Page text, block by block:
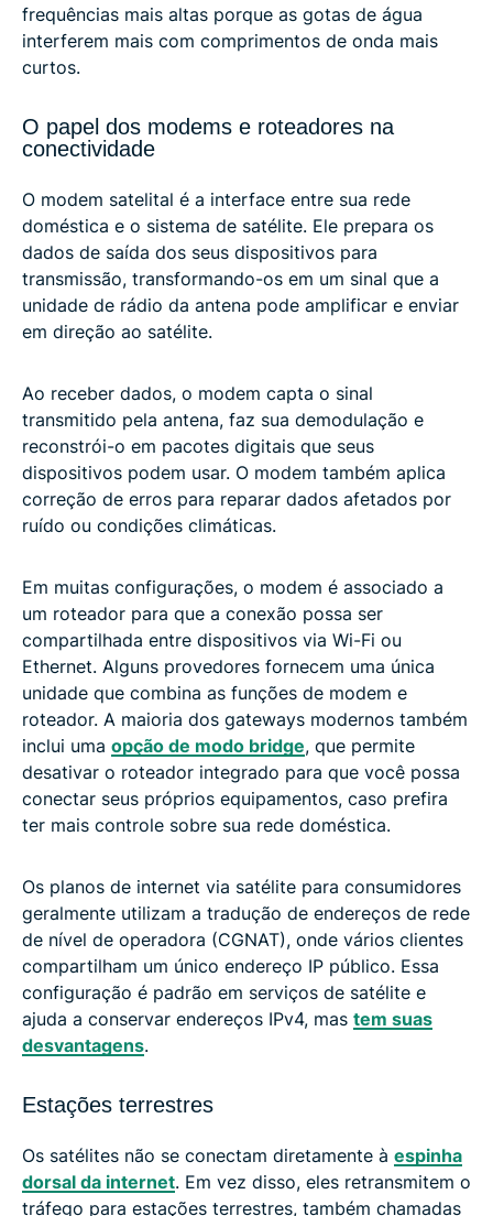
frequências mais altas porque as gotas de água
interferem mais com comprimentos de onda mais
curtos.
O papel dos modems e roteadores na
conectividade
O modem satelital é a interface entre sua rede
doméstica e o sistema de satélite. Ele prepara os
dados de saída dos seus dispositivos para
transmissão, transformando-os em um sinal que a
unidade de rádio da antena pode amplificar e enviar
em direção ao satélite.
Ao receber dados, o modem capta o sinal
transmitido pela antena, faz sua demodulação e
reconstrói-o em pacotes digitais que seus
dispositivos podem usar. O modem também aplica
correção de erros para reparar dados afetados por
ruído ou condições climáticas.
Em muitas configurações, o modem é associado a
um roteador para que a conexão possa ser
compartilhada entre dispositivos via Wi-Fi ou
Ethernet. Alguns provedores fornecem uma única
unidade que combina as funções de modem e
roteador. A maioria dos gateways modernos também
inclui uma opção de modo bridge, que permite
desativar o roteador integrado para que você possa
conectar seus próprios equipamentos, caso prefira
ter mais controle sobre sua rede doméstica.
Os planos de internet via satélite para consumidores
geralmente utilizam a tradução de endereços de rede
de nível de operadora (CGNAT), onde vários clientes
compartilham um único endereço IP público. Essa
configuração é padrão em serviços de satélite e
ajuda a conservar endereços IPv4, mas tem suas
desvantagens.
Estações terrestres
Os satélites não se conectam diretamente à espinha
dorsal da internet. Em vez disso, eles retransmitem o
tráfego para estações terrestres, também chamadas